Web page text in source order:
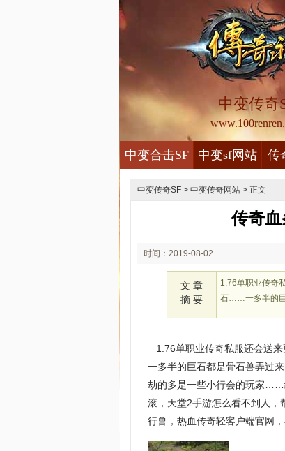
中变传奇
中变合击SF 中变sf网站 传
中变传奇SF > 中变传奇网站 > 正文
传奇
时间：2019-08-02
文 章
摘 要
1.76单职业传奇
石……一多半的
1.76单职业传奇私服还会送
一多半的巨石都是骨石兽弄过
劫的多是一些小行会的玩家……
滚，天堂2手游怎么看不到人
行兽，热血传奇轻客户端官网